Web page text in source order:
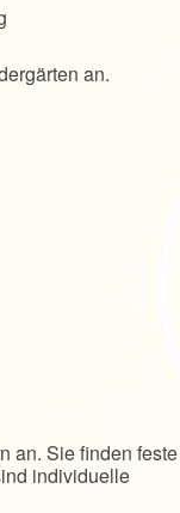
an.
an. Sie finden feste
individuelle